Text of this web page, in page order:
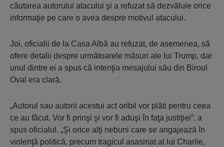
căutarea autorului atacului şi a refuzat să dezvăluie orice
informaţie pe care o avea despre motivul atacului.
Joi, oficialii de la Casa Albă au refuzat, de asemenea, să
ofere detalii despre următoarele măsuri ale lui Trump, dar
unul dintre ei a spus că intenţia mesajului său din Biroul
Oval era clară.
„Autorul sau autorii acestui act oribil vor plăti pentru ceea
ce au făcut. Vor fi prinşi şi vor fi aduşi în faţa justiţiei”, a
spus oficialul. „Şi orice alţi nebuni care se angajează în
violenţă politică, precum tragicul asasinat al lui Charlie,